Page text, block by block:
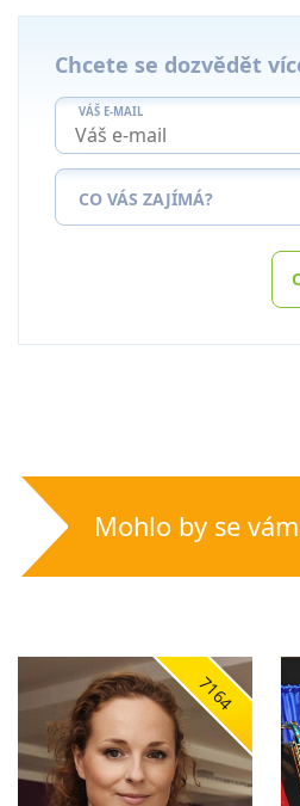
Chcete se dozvědět
VÁŠ E-MAIL
CO VÁS ZAJÍMÁ?
Mohlo by se vám
7164